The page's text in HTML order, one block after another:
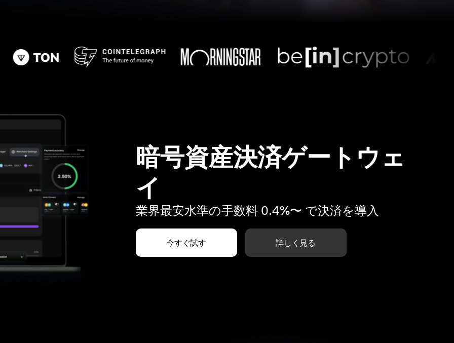
暗号資産決済ゲートウェ
イ
業界最安水準の手数料 0.4%〜 で決済を導入
今すぐ試す 詳しく見る